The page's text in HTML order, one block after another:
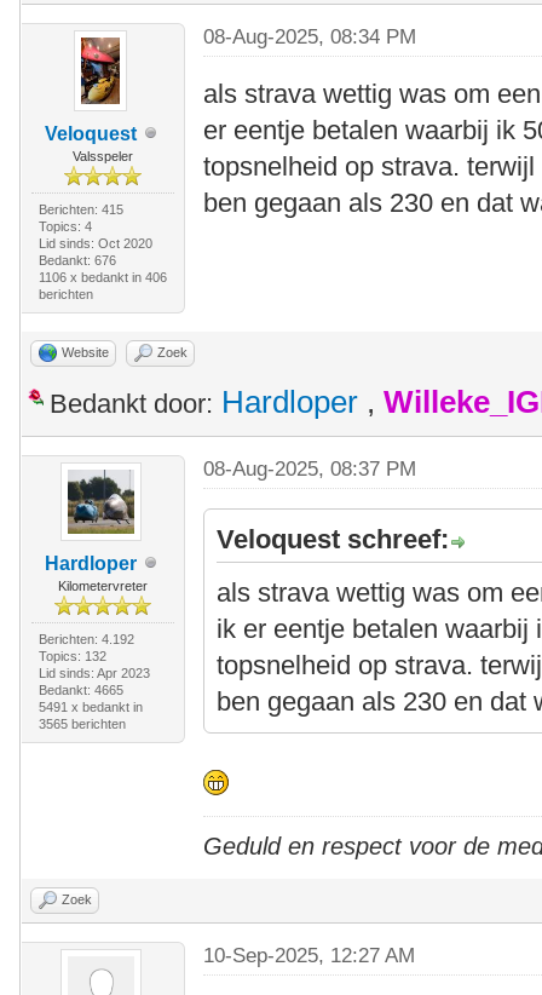
Veloquest
Valsspeler
Berichten: 415
Topics: 4
Lid sinds: Oct 2020
Bedankt: 676
1106 x bedankt in 406
berichten
08-Aug-2025, 08:34 PM
als strava wettig was om
er eentje betalen waarbij ik
topsnelheid op strava.
ben gegaan als 230 en dat
Website Zoek
Bedankt door: Hardloper ,
Hardloper
Kilometervreter
Berichten: 4.192
Topics: 132
Lid sinds: Apr 2023
Bedankt: 4665
5491 x bedankt in
3565 berichten
08-Aug-2025, 08:37 PM
Veloquest schreef:
als strava wettig was om
ik er eentje betalen
topsnelheid op strava.
ben gegaan als 230 en dat
Geduld en respect voor de
Zoek
10-Sep-2025, 12:27 AM